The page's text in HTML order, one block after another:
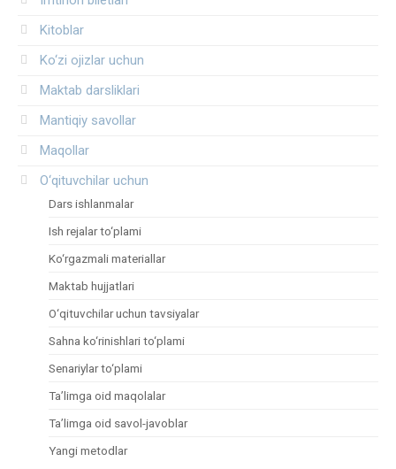
Kitoblar
Ko‘zi ojizlar uchun
Maktab darsliklari
Mantiqiy savollar
Maqollar
O‘qituvchilar uchun
Dars ishlanmalar
Ish rejalar to‘plami
Ko‘rgazmali materiallar
Maktab hujjatlari
O‘qituvchilar uchun tavsiyalar
Sahna ko‘rinishlari to‘plami
Senariylar to‘plami
Ta’limga oid maqolalar
Ta’limga oid savol-javoblar
Yangi metodlar